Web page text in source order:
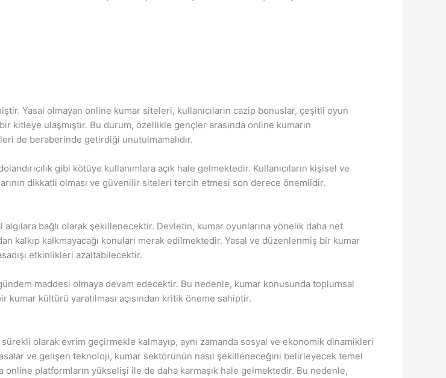
Yasal olmayan online kumar siteleri, kullanıcıların cazip bonuslar, çeşitli oyun
ulaşmıştır. Bu durum, özellikle gençler arasında online kumarın
de beraberinde getirdiği unutulmamalıdır.
gibi kötüye kullanımlara açık hale gelmektedir. Kullanıcıların kişisel ve
dikkatli olması ve güvenilir siteleri tercih etmesi son derece önemlidir.
bağlı olarak şekillenecektir. Devletin, kumar oyunlarına yönelik daha net
kalkmayacağı konuları merak edilmektedir. Yasal ve düzenlenmiş bir kumar
etkinlikleri azaltabilecektir.
maddesi olmaya devam edecektir. Bu nedenle, kumar konusunda toplumsal
kumar kültürü yaratılması açısından kritik öneme sahiptir.
olarak evrim geçirmekle kalmayıp, aynı zamanda sosyal ve ekonomik dinamikleri
ve gelişen teknoloji, kumar sektörünün nasıl şekilleneceğini belirleyecek temel
online platformların yükselişi ile de daha karmaşık hale gelmektedir. Bu nedenle,